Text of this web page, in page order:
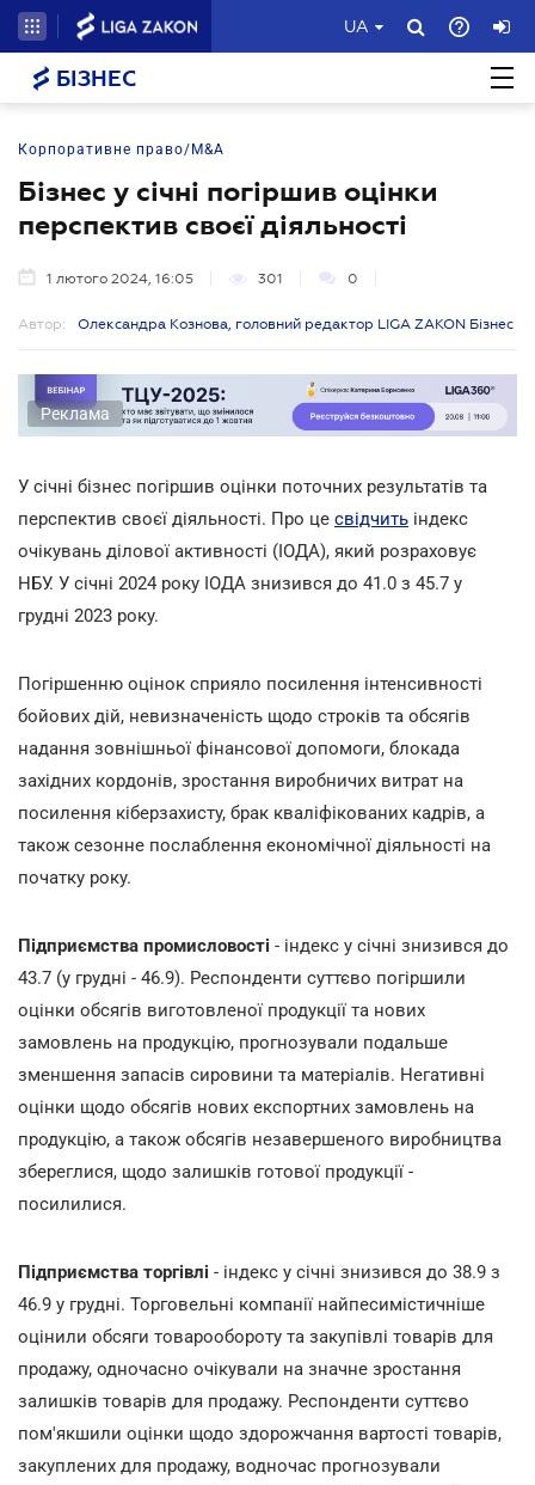
UA
БІЗНЕС
Корпоративне право/M&A
Бізнес у січні погіршив оцінки
перспектив своєї діяльності
1 лютого 2024, 16:05 301 0
Автор: Олександра Кознова, головний редактор LIGA ZAKON Бізнес
Реклама
У січні бізнес погіршив оцінки поточних результатів та
перспектив своєї діяльності. Про це свідчить індекс
очікувань ділової активності (ІОДА), який розраховує
НБУ. У січні 2024 року ІОДА знизився до 41.0 з 45.7 у
грудні 2023 року.
Погіршенню оцінок сприяло посилення інтенсивності
бойових дій, невизначеність щодо строків та обсягів
надання зовнішньої фінансової допомоги, блокада
західних кордонів, зростання виробничих витрат на
посилення кіберзахисту, брак кваліфікованих кадрів, а
також сезонне послаблення економічної діяльності на
початку року.
Підприємства промисловості - індекс у січні знизився до
43.7 (у грудні - 46.9). Респонденти суттєво погіршили
оцінки обсягів виготовленої продукції та нових
замовлень на продукцію, прогнозували подальше
зменшення запасів сировини та матеріалів. Негативні
оцінки щодо обсягів нових експортних замовлень на
продукцію, а також обсягів незавершеного виробництва
збереглися, щодо залишків готової продукції -
посилилися.
Підприємства торгівлі - індекс у січні знизився до 38.9 з
46.9 у грудні. Торговельні компанії найпесимістичніше
оцінили обсяги товарообороту та закупівлі товарів для
продажу, одночасно очікували на значне зростання
залишків товарів для продажу. Респонденти суттєво
пом'якшили оцінки щодо здорожчання вартості товарів,
закуплених для продажу, водночас прогнозували